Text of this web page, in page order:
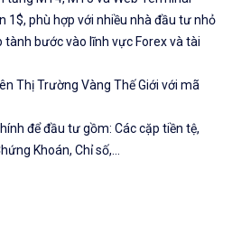
1$, phù hợp với nhiều nhà đầu tư nhỏ
tành bước vào lĩnh vực Forex và tài
Thị Trường Vàng Thế Giới với mã
để đầu tư gồm: Các cặp tiền tệ,
Khoán, Chỉ số,...